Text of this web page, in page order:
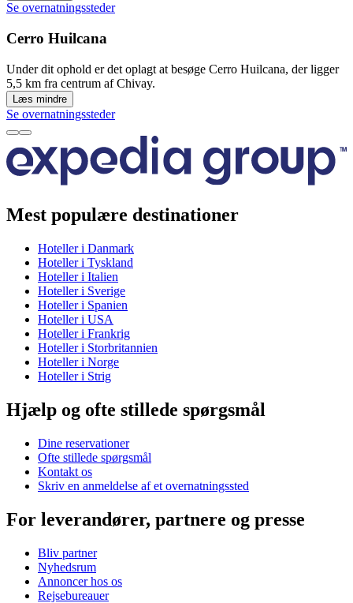
Se overnatningssteder
Cerro Huilcana
Under dit ophold er det oplagt at besøge Cerro Huilcana, der ligger
5,5 km fra centrum af Chivay.
Læs mindre
Se overnatningssteder
Mest populære destinationer
Hoteller i Danmark
Hoteller i Tyskland
Hoteller i Italien
Hoteller i Sverige
Hoteller i Spanien
Hoteller i USA
Hoteller i Frankrig
Hoteller i Storbritannien
Hoteller i Norge
Hoteller i Strig
Hjælp og ofte stillede spørgsmål
Dine reservationer
Ofte stillede spørgsmål
Kontakt os
Skriv en anmeldelse af et overnatningssted
For leverandører, partnere og presse
Bliv partner
Nyhedsrum
Annoncer hos os
Rejsebureauer